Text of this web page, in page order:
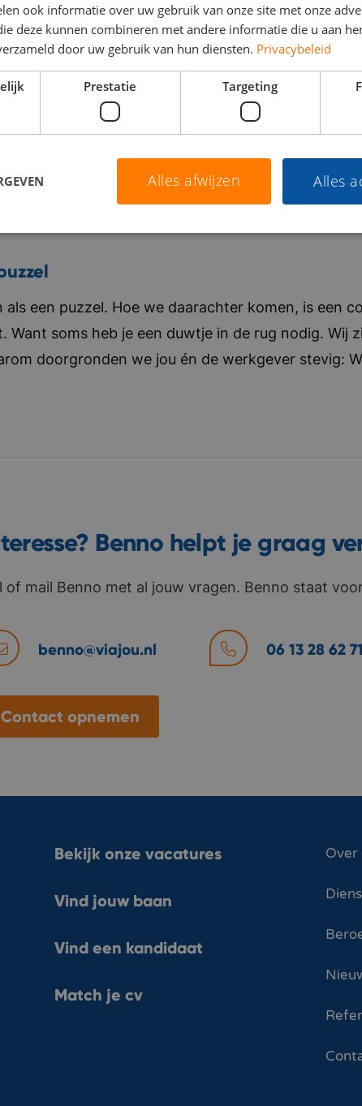
een puzzel. Hoe we daarachter komen, is een
Want soms heb je een duwtje in de rug nodig. Wij
doorgronden we jou én de werkgever stevig:
Benno helpt je graag
of mail Benno met al jouw vragen. Benno staat
benno@viajou.nl 06 13 28 62 71
Contact opnemen
Bekijk onze vacatures
Vind jouw baan
Vind een kandidaat
Match je cv
Over
ook informatie over uw gebruik van onze site met onze
deze kunnen combineren met andere informatie die u aan
door uw gebruik van hun diensten. Privacybeleid
Prestatie Targeting
Alles
Alles afwijzen